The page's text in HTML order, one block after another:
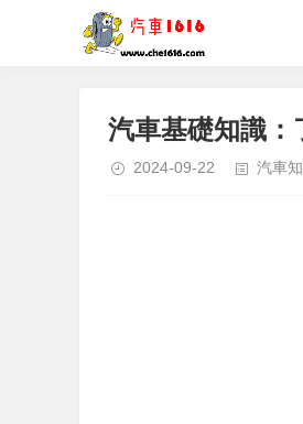
汽車基礎知識：
2024-09-22 汽車